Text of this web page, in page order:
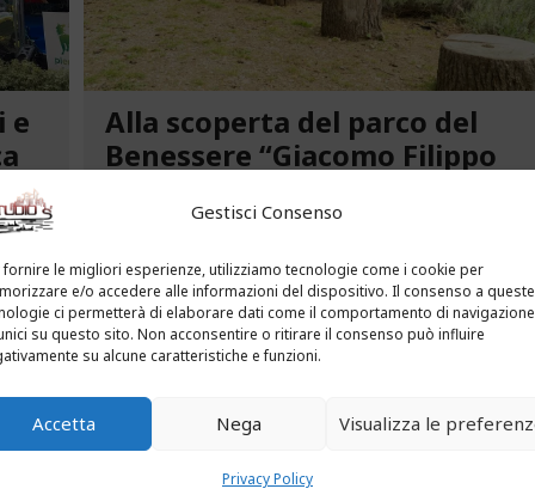
Gestisci Consenso
fornire le migliori esperienze, utilizziamo tecnologie come i cookie per
e/o accedere alle informazioni del dispositivo. Il consenso a queste
ci permetterà di elaborare dati come il comportamento di
su questo sito. Non acconsentire o ritirare il consenso può influire
su alcune caratteristiche e funzioni.
Accetta Nega Visualizza le
Privacy Policy
e
le
Alla scoperta del parco del
Benessere “Giacomo Filippo
paradiso affascina i visitatori. Stiamo parlando
del Parco del Benessere “Giacomo Filippo
Novaro” di Costarainera nella Riviera dei Fiori.
Un tempo parco degli ex ospedali Novaro e...
LEGGI ALTRO...